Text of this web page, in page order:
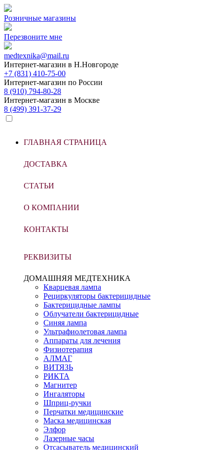
Розничные магазины
Перезвоните мне
medtexnika@mail.ru
Интернет-магазин в Н.Новгороде
+7 (831) 410-75-00
Интернет-магазин по России
8 (910) 794-80-28
Интернет-магазин в Москве
8 (499) 391-37-29
ГЛАВНАЯ СТРАНИЦА
ДОСТАВКА
СТАТЬИ
О КОМПАНИИ
КОНТАКТЫ
РЕКВИЗИТЫ
ДОМАШНЯЯ МЕДТЕХНИКА
Кварцевая лампа
Рециркуляторы бактерицидные
Бактерицидные лампы
Облучатели бактерицидные
Синяя лампа
Ультрафиолетовая лампа
Аппараты для лечения
Физиотерапия
АЛМАГ
ВИТЯЗЬ
РИКТА
Магнитер
Ингаляторы
Шприц-ручки
Перчатки медицинские
Маска медицинская
Элфор
Лазерные часы
Отсасыватель медицинский